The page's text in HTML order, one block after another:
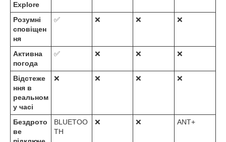
Explore
Розумні
сповіщен
ня
✅ ❌ ❌ ❌
Активна
погода
✅ ❌ ❌ ❌
Відстеже
ння в
реальном
у часі
❌ ❌ ❌ ❌
Бездрото
ве
BLUETOO
TH
❌ ❌ ANT+